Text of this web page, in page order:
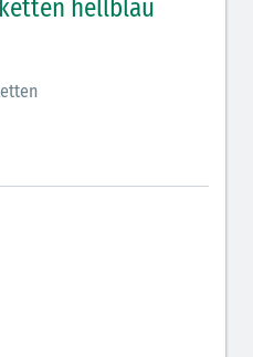
mit schwarzem
schwarz schraffiert)
hellblau